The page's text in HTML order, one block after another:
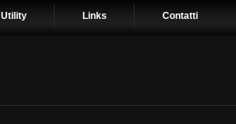
Utility Links Contatti